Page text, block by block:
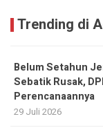
Trending di
Belum Setahun
Sebatik Rusak,
Perencanaannya
29 Juli 2026